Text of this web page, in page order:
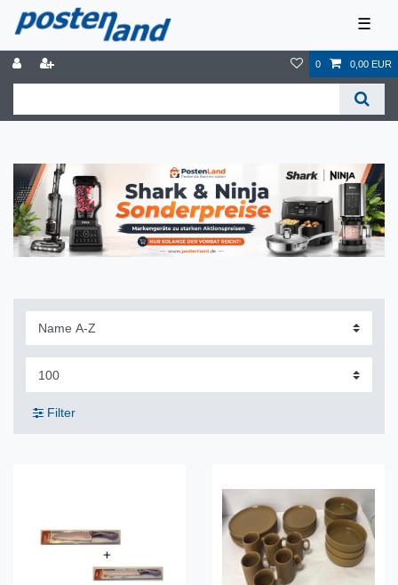
☰
0 0,00 EUR
Filter